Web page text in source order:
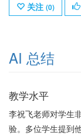
关注 (0)
AI 总结
教学水平
李祝飞老师对学生
验。多位学生提到